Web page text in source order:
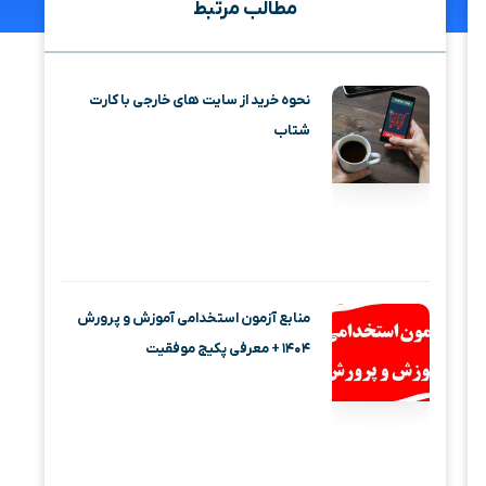
مطالب مرتبط
نحوه خرید از سایت های خارجی با کارت
شتاب
منابع آزمون استخدامی آموزش و پرورش
۱۴۰۴ + معرفی پکیج موفقیت